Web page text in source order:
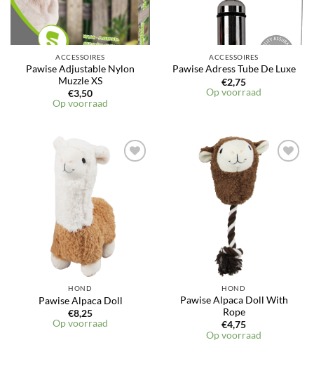
ACCESSOIRES
Pawise Adjustable Nylon
Muzzle XS
€3,50
Op voorraad
ACCESSOIRES
Pawise Adress Tube De Luxe
€2,75
Op voorraad
HOND
Pawise Alpaca Doll
€8,25
Op voorraad
HOND
Pawise Alpaca Doll With
Rope
€4,75
Op voorraad